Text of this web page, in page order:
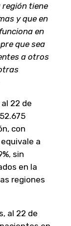
región tiene
y que en
en
que sea
a otros
22 de
con
a
sin
en la
regiones
al 22 de